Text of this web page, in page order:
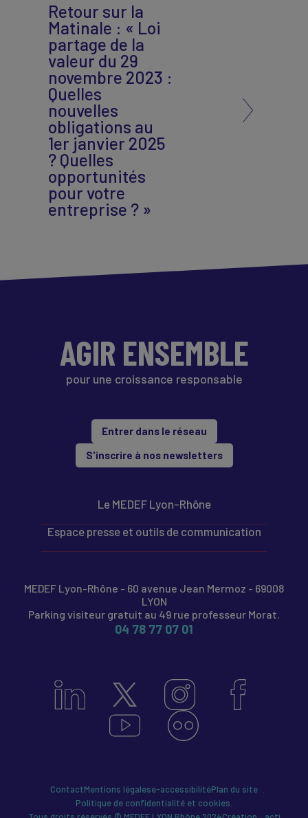
Retour sur la
Matinale : « Loi
partage de la
valeur du 29
novembre 2023 :
Quelles
nouvelles
obligations au
1er janvier 2025
? Quelles
opportunités
pour votre
entreprise ? »
AGIR ENSEMBLE
pour une croissance responsable
Entrer dans le réseau
S'inscrire à nos newsletters
Le MEDEF Lyon-Rhône
Espace presse et outils de communication
MEDEF Lyon-Rhône - 60 avenue Jean Mermoz - 69008
LYON
Parking visiteur gratuit au 49 rue professeur Morat.
04 78 77 07 01
ContactMentions légalese-accessibilitéPlan du site
Politique de confidentialité et cookies.